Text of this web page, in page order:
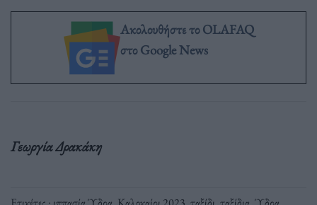
Ακολουθήστε το OLAFAQ
στο Google News
Γεωργία Δρακάκη